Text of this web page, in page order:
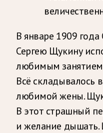
В январе 1909
Сергею Щукину
любимым занятием
Всё складывалось
любимой жены.
В этот страшный
и желание дышать.